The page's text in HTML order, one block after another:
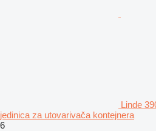
Linde
jedinica za utovarivača kontejnera
6